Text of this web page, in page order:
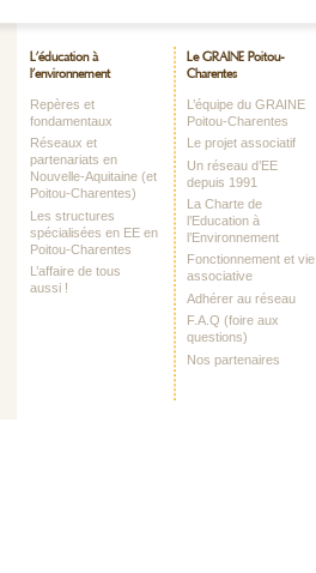
L’éducation à
l’environnement
Repères et
fondamentaux
Réseaux et
partenariats en
Nouvelle-Aquitaine (et
Poitou-Charentes)
Les structures
spécialisées en EE en
Poitou-Charentes
L’affaire de tous
aussi !
Le GRAINE Poitou-
Charentes
L’équipe du GRAINE
Poitou-Charentes
Le projet associatif
Un réseau d’EE
depuis 1991
La Charte de
l’Education à
l’Environnement
Fonctionnement et vie
associative
Adhérer au réseau
F.A.Q (foire aux
questions)
Nos partenaires